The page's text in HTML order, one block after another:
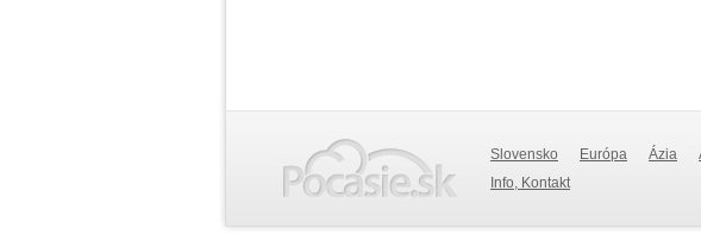
Slovensko Európa Ázia
Info, Kontakt